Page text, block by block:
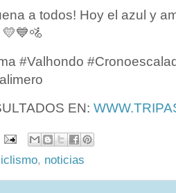
a todos! Hoy el azul y
#Valhondo
EN:
, noticias